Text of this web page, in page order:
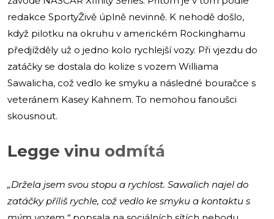
redakce SportyŽivě úplně nevinně. K nehodě došlo,
když pilotku na okruhu v americkém Rockinghamu
předjížděly už o jedno kolo rychlejší vozy. Při vjezdu do
zatáčky se dostala do kolize s vozem Williama
Sawalicha, což vedlo ke smyku a následné bouračce s
veteránem Kasey Kahnem. To nemohou fanoušci
skousnout.
Legge vinu odmítá
„Držela jsem svou stopu a rychlost. Sawalich najel do
zatáčky příliš rychle, což vedlo ke smyku a kontaktu s